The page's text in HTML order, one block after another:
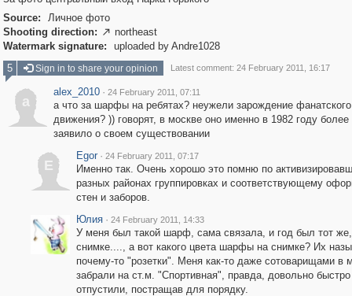
Source:
Личное фото
Shooting direction:  northeast
Watermark signature:
uploaded by Andre1028
5
Sign in to share your opinion Latest comment: 24 February 2011, 16:17
a
alex_2010 · 24 February 2011, 07:11
а что за шарфы на ребятах? неужели зарождение фанатского
движения? )) говорят, в москве оно именно в 1982 году
заявило о своем существовании
E
Egor · 24 February 2011, 07:17
Именно так. Очень хорошо это помню по
разных районах группировках и соответствующему
стен и заборов.
Юлия · 24 February 2011, 14:33
У меня был такой шарф, сама связала, и год был тот
снимке...., а вот какого цвета шарфы на снимке? Их
почему-то "розетки". Меня как-то даже сотоварищами в
забрали на ст.м. "Спортивная", правда, довольно быстро
отпустили, постращав для порядку.